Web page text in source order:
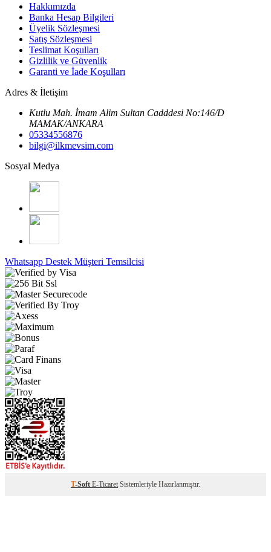
Hakkımızda
Banka Hesap Bilgileri
Üyelik Sözleşmesi
Satış Sözleşmesi
Teslimat Koşulları
Gizlilik ve Güvenlik
Garanti ve İade Koşulları
Adres & İletişim
Kutlu Mah. İmam Alim Sultan Cadddesi No:146/D
MAMAK/ANKARA
05334556876
bilgi@ilkmevsim.com
Sosyal Medya
Whatsapp Destek Müşteri Temsilcisi
T-Soft E-Ticaret Sistemleriyle Hazırlanmıştır.